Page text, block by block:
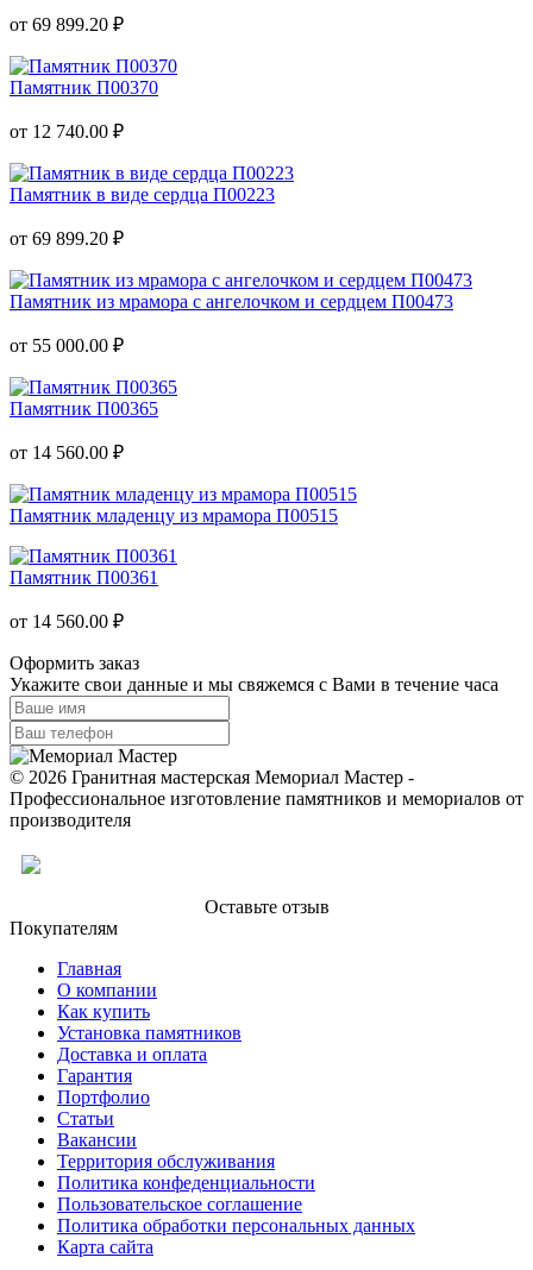
от 69 899.20 ₽
Памятник П00370
от 12 740.00 ₽
Памятник в виде сердца П00223
от 69 899.20 ₽
Памятник из мрамора с ангелочком и сердцем П00473
от 55 000.00 ₽
Памятник П00365
от 14 560.00 ₽
Памятник младенцу из мрамора П00515
Памятник П00361
от 14 560.00 ₽
Оформить заказ
Укажите свои данные и мы свяжемся с Вами в течение часа
© 2026 Гранитная мастерская Мемориал Мастер -
Профессиональное изготовление памятников и мемориалов от
производителя
Оставьте отзыв
Покупателям
Главная
О компании
Как купить
Установка памятников
Доставка и оплата
Гарантия
Портфолио
Статьи
Вакансии
Территория обслуживания
Политика конфеденциальности
Пользовательское соглашение
Политика обработки персональных данных
Карта сайта